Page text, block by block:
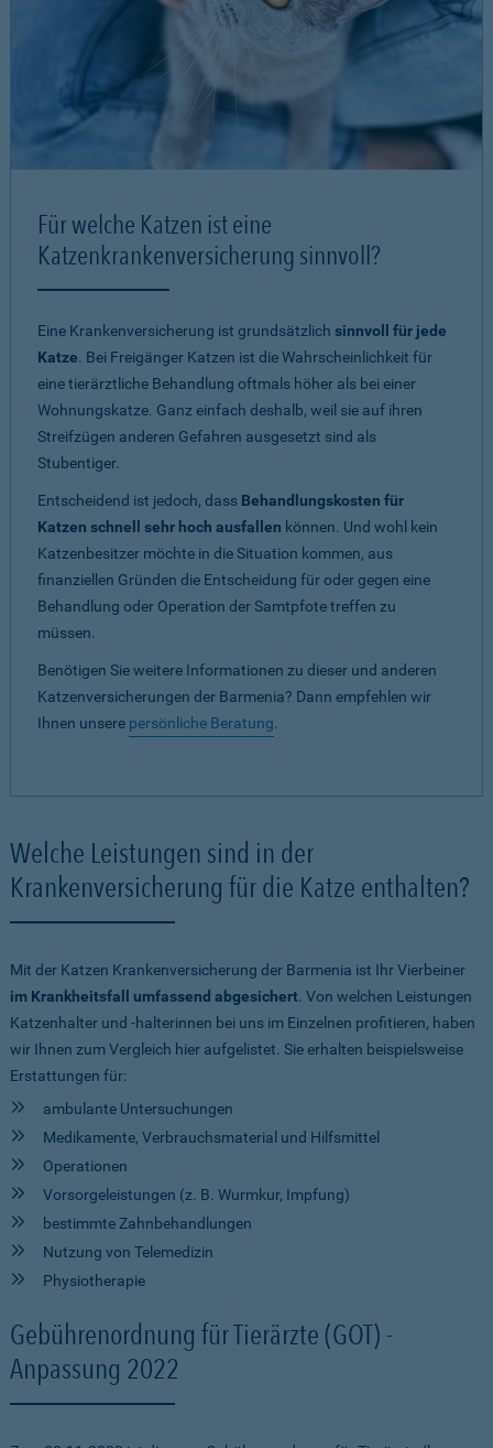
Für welche Katzen ist eine
Katzenkrankenversicherung sinnvoll?
Eine Krankenversicherung ist grundsätzlich sinnvoll für jede
Katze. Bei Freigänger Katzen ist die Wahrscheinlichkeit für
eine tierärztliche Behandlung oftmals höher als bei einer
Wohnungskatze. Ganz einfach deshalb, weil sie auf ihren
Streifzügen anderen Gefahren ausgesetzt sind als
Stubentiger.
Entscheidend ist jedoch, dass Behandlungskosten für
Katzen schnell sehr hoch ausfallen können. Und wohl kein
Katzenbesitzer möchte in die Situation kommen, aus
finanziellen Gründen die Entscheidung für oder gegen eine
Behandlung oder Operation der Samtpfote treffen zu
müssen.
Benötigen Sie weitere Informationen zu dieser und anderen
Katzenversicherungen der Barmenia? Dann empfehlen wir
Ihnen unsere persönliche Beratung.
Welche Leistungen sind in der
Krankenversicherung für die Katze enthalten?
Mit der Katzen Krankenversicherung der Barmenia ist Ihr Vierbeiner
im Krankheitsfall umfassend abgesichert. Von welchen Leistungen
Katzenhalter und -halterinnen bei uns im Einzelnen profitieren, haben
wir Ihnen zum Vergleich hier aufgelistet. Sie erhalten beispielsweise
Erstattungen für:
ambulante Untersuchungen
Medikamente, Verbrauchsmaterial und Hilfsmittel
Operationen
Vorsorgeleistungen (z. B. Wurmkur, Impfung)
bestimmte Zahnbehandlungen
Nutzung von Telemedizin
Physiotherapie
Gebührenordnung für Tierärzte (GOT) -
Anpassung 2022